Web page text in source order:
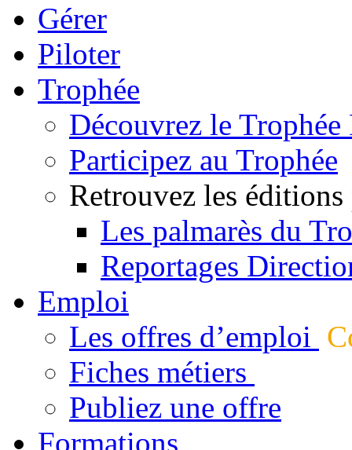
Gérer
Piloter
Trophée
Découvrez le
Participez au Trophée
Retrouvez les éditions
Les palmarès du
Reportages
Emploi
Les offres d’emploi
Fiches métiers
Publiez une offre
Formations